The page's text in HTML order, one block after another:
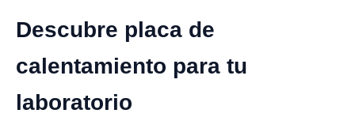
Descubre placa de
calentamiento para tu
laboratorio